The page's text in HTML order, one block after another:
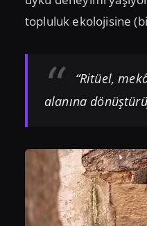
topluluk ekolojisine
“Ritüel,
alanına